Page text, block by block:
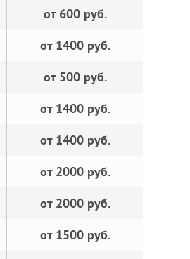
от 600 руб.
от 1400 руб.
от 500 руб.
от 1400 руб.
от 1400 руб.
от 2000 руб.
от 2000 руб.
от 1500 руб.